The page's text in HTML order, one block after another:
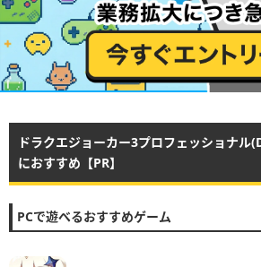
ドラクエジョーカー3プロフェッショナル
におすすめ【PR】
PCで遊べるおすすめゲーム